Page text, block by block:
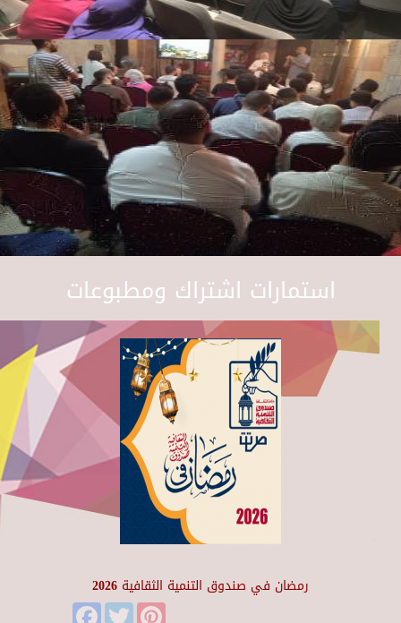
استمارات اشتراك ومطبوعات
رمضان في صندوق التنمية الثقافية 2026
FacebookTwitter